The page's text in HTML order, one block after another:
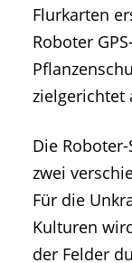
Flurkarten
Roboter
zielgerichtet
Die
zwei
Für die
Kulturen
der Felder